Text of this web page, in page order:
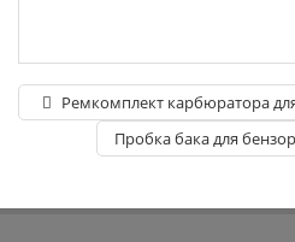
Ремкомплект карбюратора
Пробка бака для